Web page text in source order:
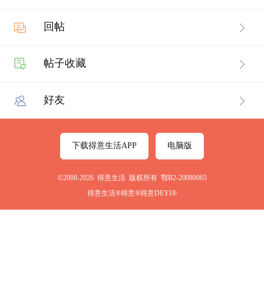
回帖
帖子收藏
好友
下载得意生活APP 电脑版
©2008-2026 得意生活 版权所有 鄂B2-20080065
得意生活®得意®得意DEYI®